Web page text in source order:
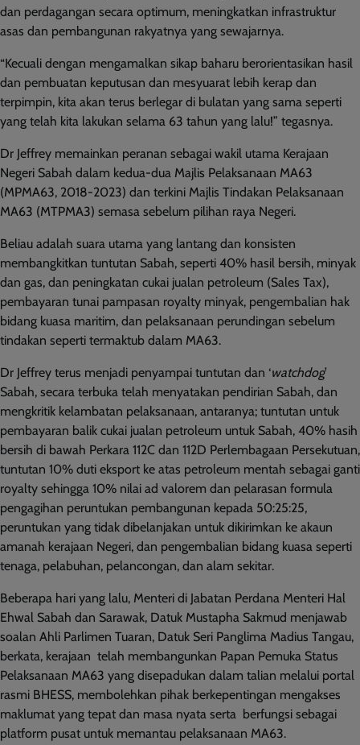
dan perdagangan secara optimum, meningkatkan infrastruktur
asas dan pembangunan rakyatnya yang sewajarnya.
“Kecuali dengan mengamalkan sikap baharu berorientasikan hasil
dan pembuatan keputusan dan mesyuarat lebih kerap dan
terpimpin, kita akan terus berlegar di bulatan yang sama seperti
yang telah kita lakukan selama 63 tahun yang lalu!” tegasnya.
Dr Jeffrey memainkan peranan sebagai wakil utama Kerajaan
Negeri Sabah dalam kedua-dua Majlis Pelaksanaan MA63
(MPMA63, 2018-2023) dan terkini Majlis Tindakan Pelaksanaan
MA63 (MTPMA3) semasa sebelum pilihan raya Negeri.
Beliau adalah suara utama yang lantang dan konsisten
membangkitkan tuntutan Sabah, seperti 40% hasil bersih, minyak
dan gas, dan peningkatan cukai jualan petroleum (Sales Tax),
pembayaran tunai pampasan royalty minyak, pengembalian hak
bidang kuasa maritim, dan pelaksanaan perundingan sebelum
tindakan seperti termaktub dalam MA63.
Dr Jeffrey terus menjadi penyampai tuntutan dan ‘watchdog’
Sabah, secara terbuka telah menyatakan pendirian Sabah, dan
mengkritik kelambatan pelaksanaan, antaranya; tuntutan untuk
pembayaran balik cukai jualan petroleum untuk Sabah, 40% hasih
bersih di bawah Perkara 112C dan 112D Perlembagaan Persekutuan,
tuntutan 10% duti eksport ke atas petroleum mentah sebagai ganti
royalty sehingga 10% nilai ad valorem dan pelarasan formula
pengagihan peruntukan pembangunan kepada 50:25:25,
peruntukan yang tidak dibelanjakan untuk dikirimkan ke akaun
amanah kerajaan Negeri, dan pengembalian bidang kuasa seperti
tenaga, pelabuhan, pelancongan, dan alam sekitar.
Beberapa hari yang lalu, Menteri di Jabatan Perdana Menteri Hal
Ehwal Sabah dan Sarawak, Datuk Mustapha Sakmud menjawab
soalan Ahli Parlimen Tuaran, Datuk Seri Panglima Madius Tangau,
berkata, kerajaan telah membangunkan Papan Pemuka Status
Pelaksanaan MA63 yang disepadukan dalam talian melalui portal
rasmi BHESS, membolehkan pihak berkepentingan mengakses
maklumat yang tepat dan masa nyata serta berfungsi sebagai
platform pusat untuk memantau pelaksanaan MA63.